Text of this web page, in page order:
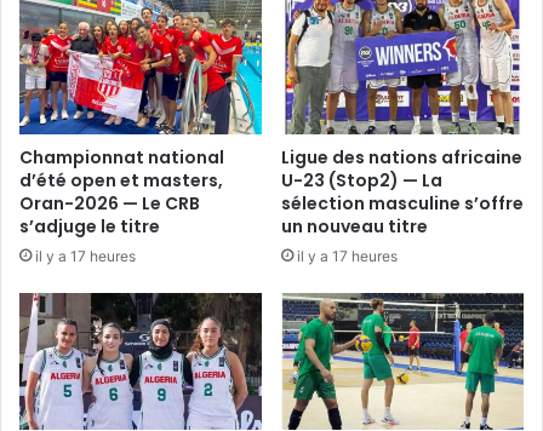
El
Wihr
El
Wahrani
Championnat national
d’été open et masters,
Oran-2026 — Le CRB
s’adjuge le titre
il y a 17 heures
Ligue des nations africaine
U-23 (Stop2) — La
sélection masculine s’offre
un nouveau titre
il y a 17 heures